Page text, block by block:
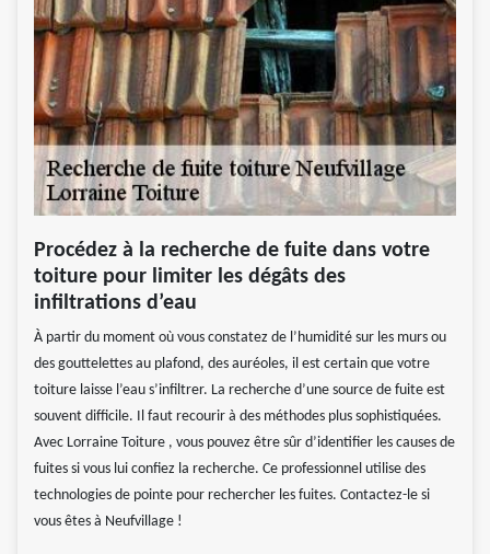
Procédez à la recherche de fuite dans votre
toiture pour limiter les dégâts des
infiltrations d’eau
À partir du moment où vous constatez de l’humidité sur les murs ou
des gouttelettes au plafond, des auréoles, il est certain que votre
toiture laisse l’eau s’infiltrer. La recherche d’une source de fuite est
souvent difficile. Il faut recourir à des méthodes plus sophistiquées.
Avec Lorraine Toiture , vous pouvez être sûr d’identifier les causes de
fuites si vous lui confiez la recherche. Ce professionnel utilise des
technologies de pointe pour rechercher les fuites. Contactez-le si
vous êtes à Neufvillage !